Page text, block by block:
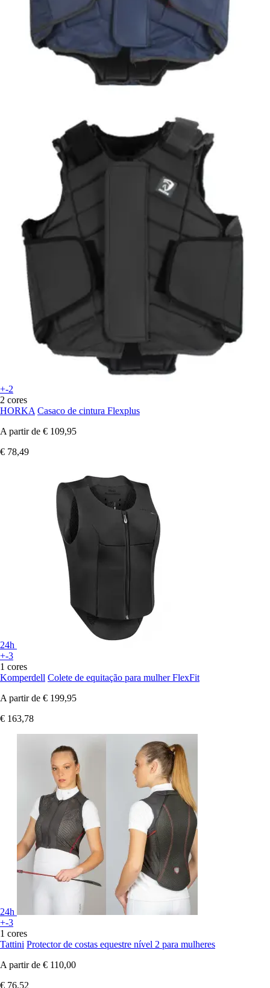
+-2
2 cores
HORKA Casaco de cintura Flexplus
A partir de € 109,95
€ 78,49
24h
+-3
1 cores
Komperdell Colete de equitação para mulher FlexFit
A partir de € 199,95
€ 163,78
24h
+-3
1 cores
Tattini Protector de costas equestre nível 2 para mulheres
A partir de € 110,00
€ 76,52